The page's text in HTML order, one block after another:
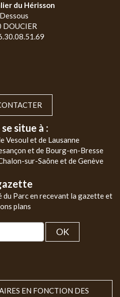
du Hérisson
DOUCIER
situe à :
Vesoul et de Lausanne
et de Bourg-en-Bresse
sur-Saône et de Genève
Parc en recevant la gazette et
plans
OK
EN FONCTION DES